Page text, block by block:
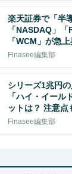
楽天証券で「半
「NASDAQ」
「WCM」が急
Finasee編集部
シリーズ1兆円
「ハイ・イール
ットは？ 注意点
Finasee編集部